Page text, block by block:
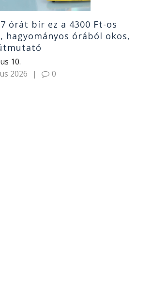
órát bír ez a 4300 Ft-os
hagyományos órából okos,
10.
2026
| 0